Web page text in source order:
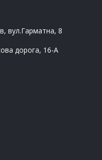
вул.Гарматна, 8
дорога, 16-А